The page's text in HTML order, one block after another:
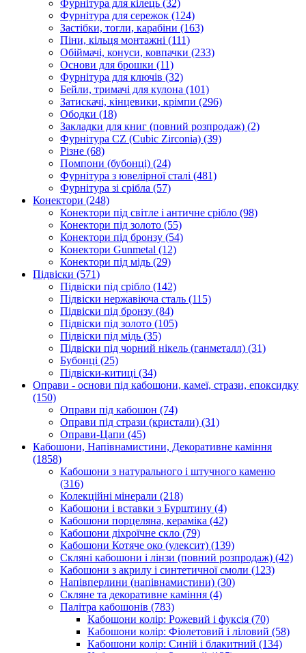
Фурнітура для кілець (32)
Фурнітура для сережок (124)
Застібки, тогли, карабіни (163)
Піни, кільця монтажні (111)
Обіймачі, конуси, ковпачки (233)
Основи для брошки (11)
Фурнітура для ключів (32)
Бейли, тримачі для кулона (101)
Затискачі, кінцевики, крімпи (296)
Ободки (18)
Закладки для книг (повний розпродаж) (2)
Фурнітура CZ (Cubic Zirconia) (39)
Різне (68)
Помпони (бубонці) (24)
Фурнітура з ювелірної сталі (481)
Фурнітура зі срібла (57)
Конектори (248)
Конектори під світле і античне срібло (98)
Конектори під золото (55)
Конектори під бронзу (54)
Конектори Gunmetal (12)
Конектори під мідь (29)
Підвіски (571)
Підвіски під срібло (142)
Підвіски нержавіюча сталь (115)
Підвіски під бронзу (84)
Підвіски під золото (105)
Підвіски під мідь (35)
Підвіски під чорний нікель (ганметалл) (31)
Бубонці (25)
Підвіски-китиці (34)
Оправи - основи під кабошони, камеї, стрази, епоксидку
(150)
Оправи під кабошон (74)
Оправи під стрази (кристали) (31)
Оправи-Цапи (45)
Кабошони, Напівнамистини, Декоративне каміння
(1858)
Кабошони з натурального і штучного каменю
(316)
Колекційні мінерали (218)
Кабошони і вставки з Бурштину (4)
Кабошони порцеляна, кераміка (42)
Кабошони діхроїчне скло (79)
Кабошони Котяче око (улексит) (139)
Скляні кабошони і лінзи (повний розпродаж) (42)
Кабошони з акрилу і синтетичної смоли (123)
Напівперлини (напівнамистини) (30)
Скляне та декоративне каміння (4)
Палітра кабошонів (783)
Кабошони колір: Рожевий і фуксія (70)
Кабошони колір: Фіолетовий і ліловий (58)
Кабошони колір: Синій і блакитний (134)